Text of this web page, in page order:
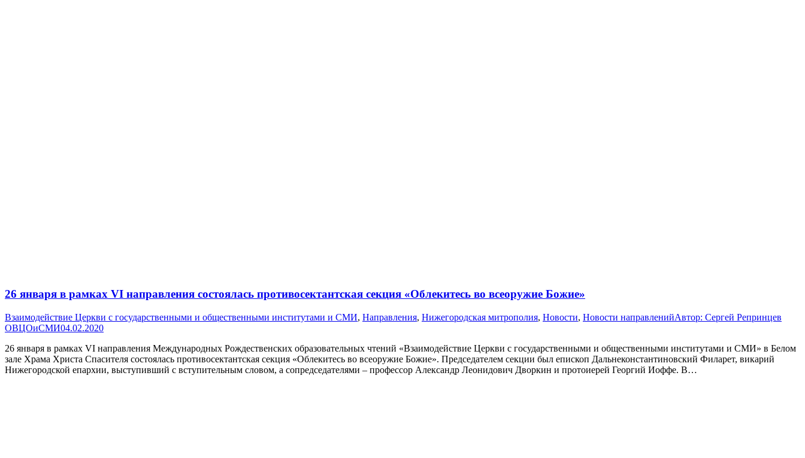
26 января в рамках VI направления состоялась противосектантская секция «Облекитесь во всеоружие Божие»
Взаимодействие Церкви с государственными и общественными институтами и СМИ, Направления, Нижегородская митрополия, Новости, Новости направленийАвтор: Сергей Репринцев
ОВЦОиСМИ04.02.2020
26 января в рамках VI направления Международных Рождественских образовательных чтений «Взаимодействие Церкви с государственными и общественными институтами и СМИ» в Белом
зале Храма Христа Спасителя состоялась противосектантская секция «Облекитесь во всеоружие Божие». Председателем секции был епископ Дальнеконстантиновский Филарет, викарий
Нижегородской епархии, выступивший с вступительным словом, а сопредседателями – профессор Александр Леонидович Дворкин и протоиерей Георгий Иоффе. В…